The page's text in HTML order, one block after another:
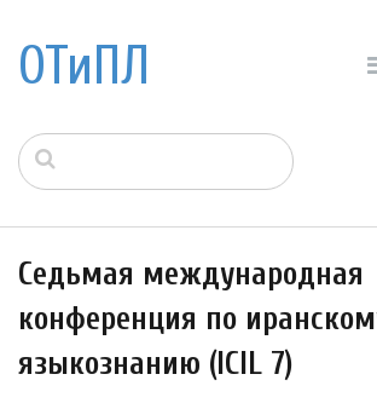
ОТиПЛ
Седьмая международная
конференция по
языкознанию (ICIL 7)